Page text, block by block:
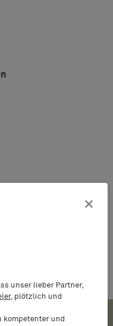
×
unser lieber Partner,
, plötzlich und
kompetenter und